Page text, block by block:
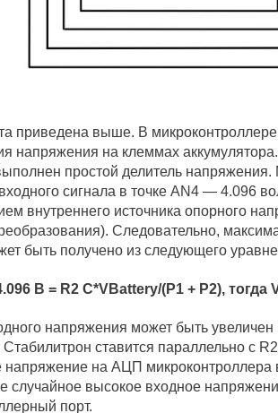
приведена выше. В
напряжения на клеммах
простой делитель
сигнала в точке AN4 — 4.096
внутреннего источника опорного
Следовательно,
быть получено из следующего
В = R2 С*VBattery/(Р1 + Р2), тогда
напряжения может быть увеличен
ставится параллельно с
напряжение на АЦП
случайное высокое входное
порт.